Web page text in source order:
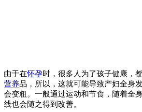
由于在怀孕时，很多人为了孩子健康，
营养品，所以，这就可能导致产妇全身
会变粗。一般通过运动和节食，随着全
线也会随之得到改善。